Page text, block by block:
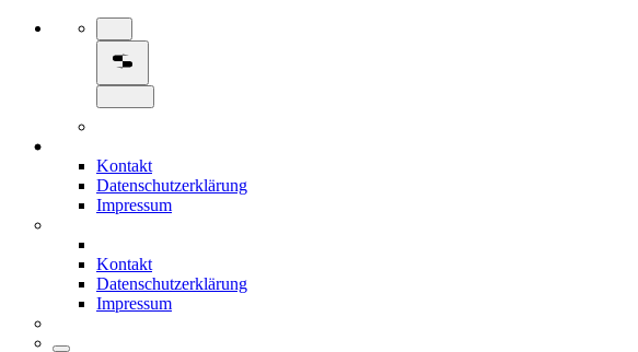
Kontakt
Datenschutzerklärung
Impressum
Kontakt
Datenschutzerklärung
Impressum